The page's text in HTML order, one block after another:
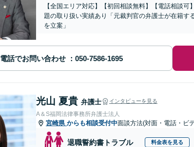
【全国エリア対応】【初回相談無料】【電話相談
題の取り扱い実績あり「元裁判官の弁護士が在籍
を立案」
電話でお問い合わせ
光山 夏貴 弁護士 インタビューを見る
A＆S福岡法律事務所弁護士法人
宮崎県 からも相談受付中面談方法(対面・電話・ビ
退職誓約書トラブル 料金表を見る